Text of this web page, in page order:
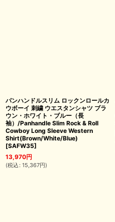
パンハンドルスリム ロックンロールカ
ウボーイ 刺繍 ウエスタンシャツ ブラ
ウン・ホワイト・ブルー（長
袖）/Panhandle Slim Rock & Roll
Cowboy Long Sleeve Western
Shirt(Brown/White/Blue)
[SAFW35]
13,970円
(税込 : 15,367円)